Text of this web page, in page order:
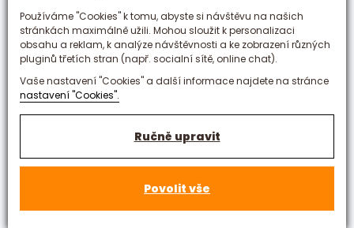
Používáme "Cookies" k tomu, abyste si návštěvu na našich
stránkách maximálně užili. Mohou sloužit k personalizaci
obsahu a reklam, k analýze návštěvnosti a ke zobrazení různých
pluginů třetích stran (např. socialní sítě, online chat).
Vaše nastavení "Cookies" a další informace najdete na stránce
nastavení "Cookies".
Ručně upravit
Povolit vše
Československé armády 274/55,
500 03 Hradec Králové